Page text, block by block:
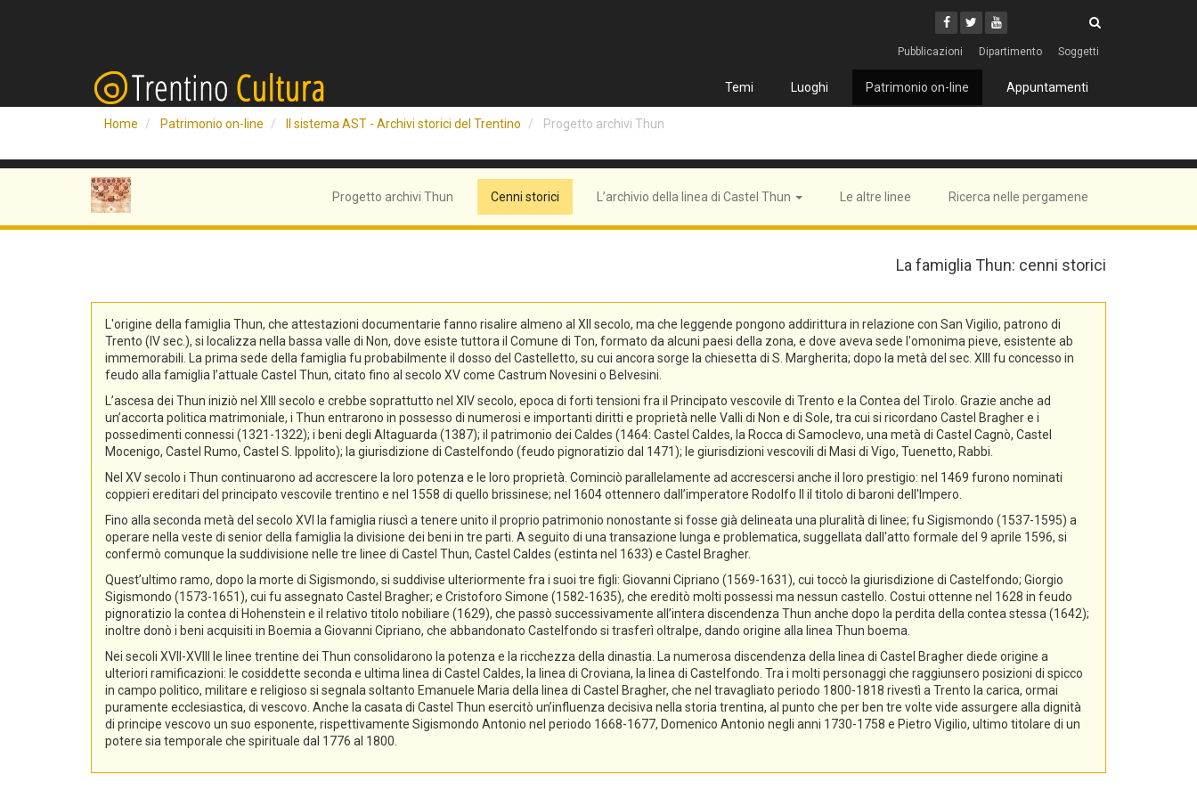
Facebook
Twitter
Youtube
Pubblicazioni Dipartimento Soggetti
Temi Luoghi Patrimonio on-line Appuntamenti
Home Patrimonio on-line Il sistema AST - Archivi storici del Trentino Progetto archivi Thun
Progetto archivi Thun Cenni storici L’archivio della linea di Castel Thun Le altre linee Ricerca nelle pergamene
La famiglia Thun: cenni storici
L'origine della famiglia Thun, che attestazioni documentarie fanno risalire almeno al XII secolo, ma che leggende pongono addirittura in relazione con San Vigilio, patrono di
Trento (IV sec.), si localizza nella bassa valle di Non, dove esiste tuttora il Comune di Ton, formato da alcuni paesi della zona, e dove aveva sede l'omonima pieve, esistente ab
immemorabili. La prima sede della famiglia fu probabilmente il dosso del Castelletto, su cui ancora sorge la chiesetta di S. Margherita; dopo la metà del sec. XIII fu concesso in
feudo alla famiglia l’attuale Castel Thun, citato fino al secolo XV come Castrum Novesini o Belvesini.
L’ascesa dei Thun iniziò nel XIII secolo e crebbe soprattutto nel XIV secolo, epoca di forti tensioni fra il Principato vescovile di Trento e la Contea del Tirolo. Grazie anche ad
un’accorta politica matrimoniale, i Thun entrarono in possesso di numerosi e importanti diritti e proprietà nelle Valli di Non e di Sole, tra cui si ricordano Castel Bragher e i
possedimenti connessi (1321-1322); i beni degli Altaguarda (1387); il patrimonio dei Caldes (1464: Castel Caldes, la Rocca di Samoclevo, una metà di Castel Cagnò, Castel
Mocenigo, Castel Rumo, Castel S. Ippolito); la giurisdizione di Castelfondo (feudo pignoratizio dal 1471); le giurisdizioni vescovili di Masi di Vigo, Tuenetto, Rabbi.
Nel XV secolo i Thun continuarono ad accrescere la loro potenza e le loro proprietà. Cominciò parallelamente ad accrescersi anche il loro prestigio: nel 1469 furono nominati
coppieri ereditari del principato vescovile trentino e nel 1558 di quello brissinese; nel 1604 ottennero dall’imperatore Rodolfo II il titolo di baroni dell'Impero.
Fino alla seconda metà del secolo XVI la famiglia riuscì a tenere unito il proprio patrimonio nonostante si fosse già delineata una pluralità di linee; fu Sigismondo (1537-1595) a
operare nella veste di senior della famiglia la divisione dei beni in tre parti. A seguito di una transazione lunga e problematica, suggellata dall'atto formale del 9 aprile 1596, si
confermò comunque la suddivisione nelle tre linee di Castel Thun, Castel Caldes (estinta nel 1633) e Castel Bragher.
Quest’ultimo ramo, dopo la morte di Sigismondo, si suddivise ulteriormente fra i suoi tre figli: Giovanni Cipriano (1569-1631), cui toccò la giurisdizione di Castelfondo; Giorgio
Sigismondo (1573-1651), cui fu assegnato Castel Bragher; e Cristoforo Simone (1582-1635), che ereditò molti possessi ma nessun castello. Costui ottenne nel 1628 in feudo
pignoratizio la contea di Hohenstein e il relativo titolo nobiliare (1629), che passò successivamente all’intera discendenza Thun anche dopo la perdita della contea stessa (1642);
inoltre donò i beni acquisiti in Boemia a Giovanni Cipriano, che abbandonato Castelfondo si trasferì oltralpe, dando origine alla linea Thun boema.
Nei secoli XVII-XVIII le linee trentine dei Thun consolidarono la potenza e la ricchezza della dinastia. La numerosa discendenza della linea di Castel Bragher diede origine a
ulteriori ramificazioni: le cosiddette seconda e ultima linea di Castel Caldes, la linea di Croviana, la linea di Castelfondo. Tra i molti personaggi che raggiunsero posizioni di spicco
in campo politico, militare e religioso si segnala soltanto Emanuele Maria della linea di Castel Bragher, che nel travagliato periodo 1800-1818 rivestì a Trento la carica, ormai
puramente ecclesiastica, di vescovo. Anche la casata di Castel Thun esercitò un’influenza decisiva nella storia trentina, al punto che per ben tre volte vide assurgere alla dignità
di principe vescovo un suo esponente, rispettivamente Sigismondo Antonio nel periodo 1668-1677, Domenico Antonio negli anni 1730-1758 e Pietro Vigilio, ultimo titolare di un
potere sia temporale che spirituale dal 1776 al 1800.